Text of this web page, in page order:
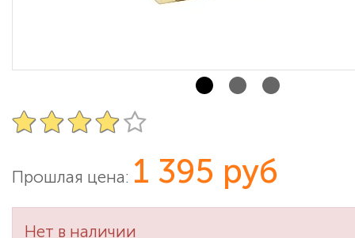
Прошлая цена: 1 395 руб
Нет в наличии